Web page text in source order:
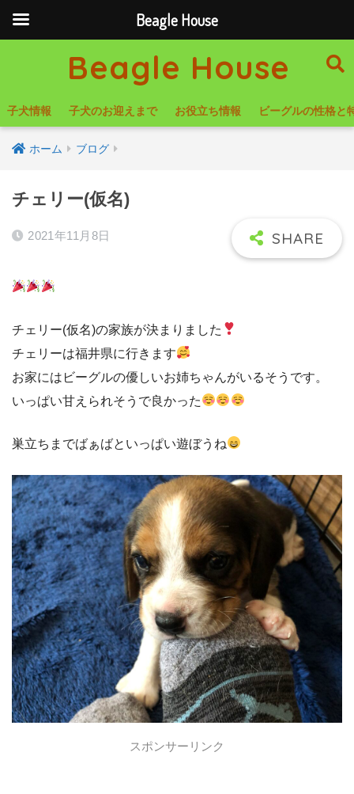
Beagle House
子犬情報 子犬のお迎えまで お役立ち情報 ビーグルの性格と
ホーム ブログ
チェリー(仮名)
2021年11月8日
チェリー(仮名)の家族が決まりました
チェリーは福井県に行きます
お家にはビーグルの優しいお姉ちゃんがいるそうです。
いっぱい甘えられそうで良かった
巣立ちまでばぁばといっぱい遊ぼうね
スポンサーリンク
Beagle House